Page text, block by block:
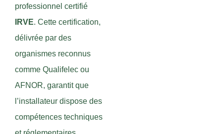
professionnel certifié
IRVE. Cette certification,
délivrée par des
organismes reconnus
comme Qualifelec ou
AFNOR, garantit que
l’installateur dispose des
compétences techniques